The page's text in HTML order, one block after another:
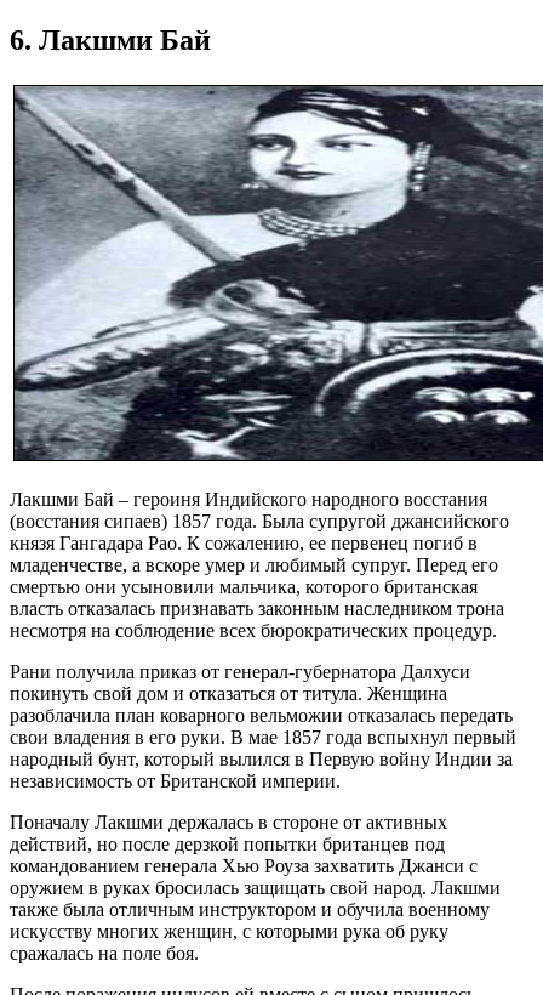
6. Лакшми Бай
Лакшми Бай – героиня Индийского народного восстания
(восстания сипаев) 1857 года. Была супругой джансийского
князя Гангадара Рао. К сожалению, ее первенец погиб в
младенчестве, а вскоре умер и любимый супруг. Перед его
смертью они усыновили мальчика, которого британская
власть отказалась признавать законным наследником трона
несмотря на соблюдение всех бюрократических процедур.
Рани получила приказ от генерал-губернатора Далхуси
покинуть свой дом и отказаться от титула. Женщина
разоблачила план коварного вельможии отказалась передать
свои владения в его руки. В мае 1857 года вспыхнул первый
народный бунт, который вылился в Первую войну Индии за
независимость от Британской империи.
Поначалу Лакшми держалась в стороне от активных
действий, но после дерзкой попытки британцев под
командованием генерала Хью Роуза захватить Джанси с
оружием в руках бросилась защищать свой народ. Лакшми
также была отличным инструктором и обучила военному
искусству многих женщин, с которыми рука об руку
сражалась на поле боя.